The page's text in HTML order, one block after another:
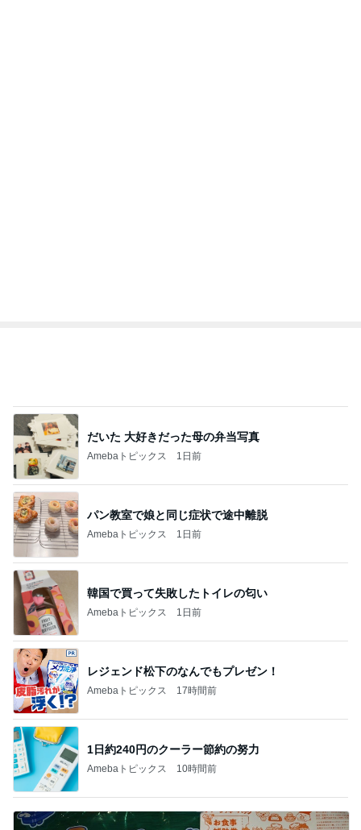
だいた 大好きだった母の弁当写真
Amebaトピックス 1日前
パン教室で娘と同じ症状で途中離脱
Amebaトピックス 1日前
韓国で買って失敗したトイレの匂い
Amebaトピックス 1日前
レジェンド松下のなんでもプレゼン！
Amebaトピックス 17時間前
1日約240円のクーラー節約の努力
Amebaトピックス 10時間前